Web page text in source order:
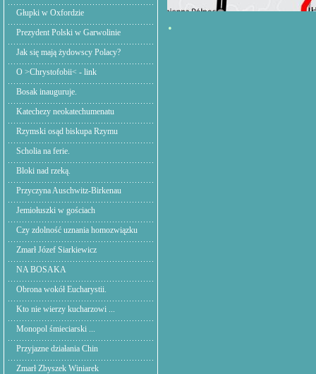
Głupki w Oxfordzie
Prezydent Polski w Garwolinie
Jak się mają żydowscy Polacy?
O >Chrystofobii< - link
Bosak inauguruje.
Katechezy neokatechumenatu
Rzymski osąd biskupa Rzymu
Scholia na ferie.
Bloki nad rzeką.
Przyczyna Auschwitz-Birkenau
Jemiołuszki w gościach
Czy zdolność uznania homozwiązku
Zmarł Józef Siarkiewicz
NA BOSAKA
Obrona wokół Eucharystii.
Kto nie wierzy kucharzowi ...
Monopol śmieciarski ...
Przyjazne działania Chin
Zmarł Zbyszek Winiarek
.